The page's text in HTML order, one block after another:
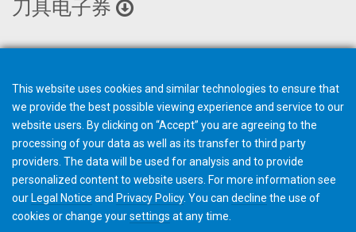
刀具电子券
This website uses cookies and similar technologies to ensure that
we provide the best possible viewing experience and service to our
website users. By clicking on “Accept” you are agreeing to the
processing of your data as well as its transfer to third party
providers. The data will be used for analysis and to provide
personalized content to website users. For more information see
our Legal Notice and Privacy Policy. You can decline the use of
cookies or change yoursettings at any time.